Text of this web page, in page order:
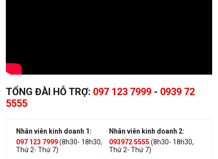
TỔNG ĐÀI HỖ TRỢ: 097 123 7999 - 0939 72
5555
Nhân viên kinh doanh 1:
097 123 7999(8h30- 18h30,
Thứ 2- Thứ 7)
Nhân viên kinh doanh 2:
093972 5555 (8h30- 18h30,
Thứ 2- Thứ 7)